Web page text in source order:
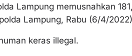
Lampung memusnahkan
Lampung, Rabu (6/4/
keras illegal.